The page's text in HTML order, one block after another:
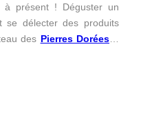
à présent ! Déguster un
se délecter des produits
des Pierres Dorées